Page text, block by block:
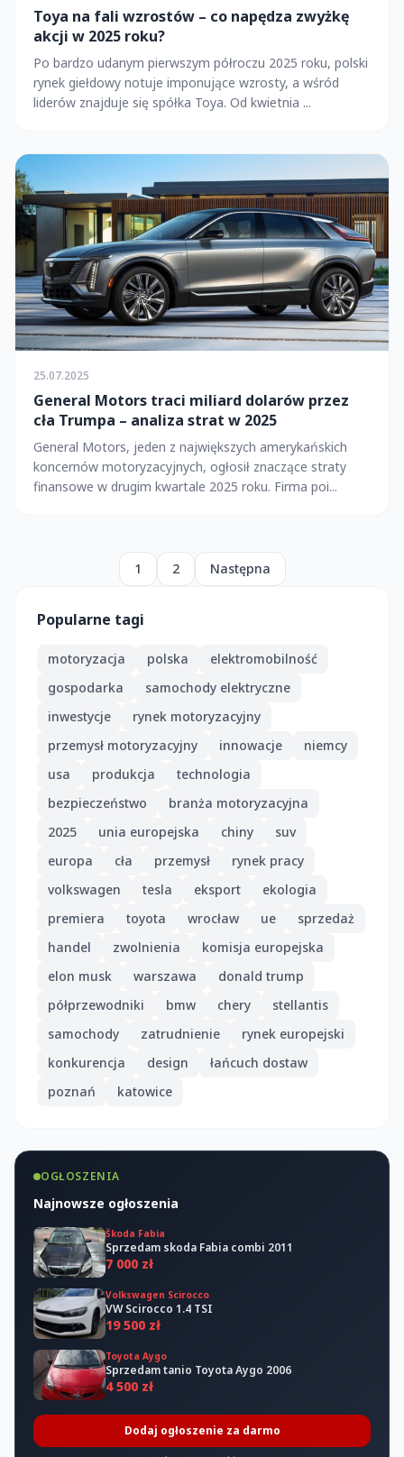
Toya na fali wzrostów – co napędza zwyżkę
akcji w 2025 roku?
Po bardzo udanym pierwszym półroczu 2025 roku, polski
rynek giełdowy notuje imponujące wzrosty, a wśród
liderów znajduje się spółka Toya. Od kwietnia ...
25.07.2025
General Motors traci miliard dolarów przez
cła Trumpa – analiza strat w 2025
General Motors, jeden z największych amerykańskich
koncernów motoryzacyjnych, ogłosił znaczące straty
finansowe w drugim kwartale 2025 roku. Firma poi...
1 2 Następna
Popularne tagi
motoryzacja polska
elektromobilność
gospodarka
samochody elektryczne
inwestycje
rynek motoryzacyjny
przemysł motoryzacyjny
innowacje
niemcy
usa
produkcja
technologia
bezpieczeństwo
branża motoryzacyjna
2025
unia europejska chiny
suv
europa
cła przemysł
rynek pracy
volkswagen
tesla eksport
ekologia
premiera
toyota wrocław ue
sprzedaż
handel
zwolnienia
komisja europejska
elon musk
warszawa
donald trump
półprzewodniki
bmw chery
stellantis
samochody
zatrudnienie
rynek europejski
konkurencja
design
łańcuch dostaw
poznań
katowice
OGŁOSZENIA
Najnowsze ogłoszenia
Škoda Fabia
Sprzedam skoda Fabia combi 2011
7 000 zł
Volkswagen Scirocco
VW Scirocco 1.4 TSI
19 500 zł
Toyota Aygo
Sprzedam tanio Toyota Aygo 2006
4 500 zł
Dodaj ogłoszenie za darmo